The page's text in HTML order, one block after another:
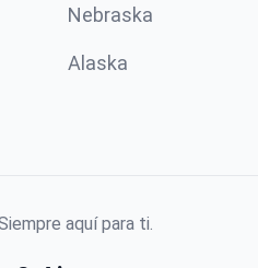
Nebraska
Alaska
aquí para ti.